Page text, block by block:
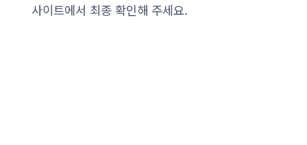
사이트에서 최종 확인해 주세요.